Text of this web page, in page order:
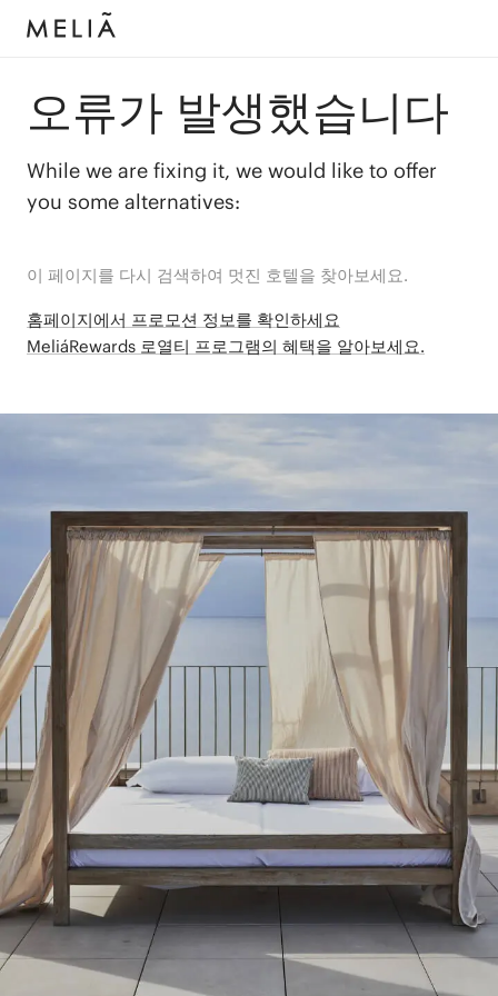
오류가 발생했습니다
While we are fixing it, we would like to offer
you some alternatives:
이 페이지를 다시 검색하여 멋진 호텔을 찾아보세요.
홈페이지에서 프로모션 정보를 확인하세요
MeliáRewards 로열티 프로그램의 혜택을 알아보세요.